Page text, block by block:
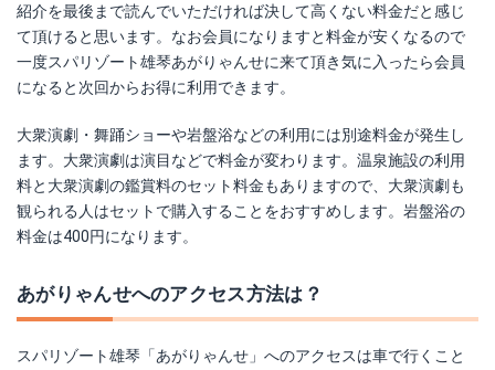
紹介を最後まで読んでいただければ決して高くない料金だと感じ
て頂けると思います。なお会員になりますと料金が安くなるので
一度スパリゾート雄琴あがりゃんせに来て頂き気に入ったら会員
になると次回からお得に利用できます。
大衆演劇・舞踊ショーや岩盤浴などの利用には別途料金が発生し
ます。大衆演劇は演目などで料金が変わります。温泉施設の利用
料と大衆演劇の鑑賞料のセット料金もありますので、大衆演劇も
観られる人はセットで購入することをおすすめします。岩盤浴の
料金は400円になります。
あがりゃんせへのアクセス方法は？
スパリゾート雄琴「あがりゃんせ」へのアクセスは車で行くこと